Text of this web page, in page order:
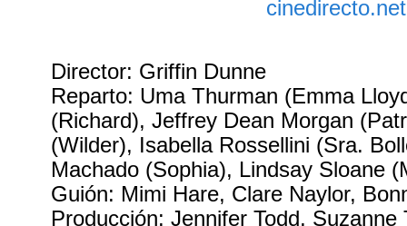
Director: Griffin Dunne
Reparto: Uma Thurman (Emma
(Richard), Jeffrey Dean Morgan
(Wilder), Isabella Rossellini (Sra.
Machado (Sophia), Lindsay Sloane
Guión: Mimi Hare, Clare Naylor,
Producción: Jennifer Todd, Suzanne